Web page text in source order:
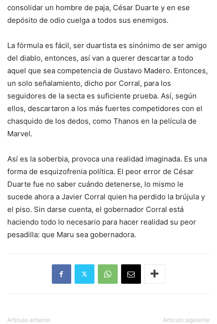
consolidar un hombre de paja, César Duarte y en ese
depósito de odio cuelga a todos sus enemigos.
La fórmula es fácil, ser duartista es sinónimo de ser amigo
del diablo, entonces, así van a querer descartar a todo
aquel que sea competencia de Gustavo Madero. Entonces,
un solo señalamiento, dicho por Corral, para los
seguidores de la secta es suficiente prueba. Así, según
ellos, descartaron a los más fuertes competidores con el
chasquido de los dedos, como Thanos en la película de
Marvel.
Así es la soberbia, provoca una realidad imaginada. Es una
forma de esquizofrenia política. El peor error de César
Duarte fue no saber cuándo detenerse, lo mismo le
sucede ahora a Javier Corral quien ha perdido la brújula y
el piso. Sin darse cuenta, el gobernador Corral está
haciendo todo lo necesario para hacer realidad su peor
pesadilla: que Maru sea gobernadora.
Artículo anterior Artículo siguiente